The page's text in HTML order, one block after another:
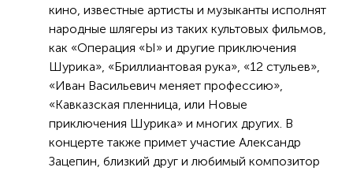
кино, известные артисты и музыканты исполнят
народные шлягеры из таких культовых фильмов,
как «Операция «Ы» и другие приключения
Шурика», «Бриллиантовая рука», «12 стульев»,
«Иван Васильевич меняет профессию»,
«Кавказская пленница, или Новые
приключения Шурика» и многих других. В
концерте также примет участие Александр
Зацепин, близкий друг и любимый композитор